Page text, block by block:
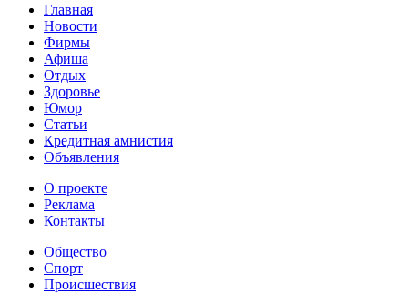
Главная
Новости
Фирмы
Афиша
Отдых
Здоровье
Юмор
Статьи
Кредитная амнистия
Объявления
О проекте
Реклама
Контакты
Общество
Спорт
Происшествия